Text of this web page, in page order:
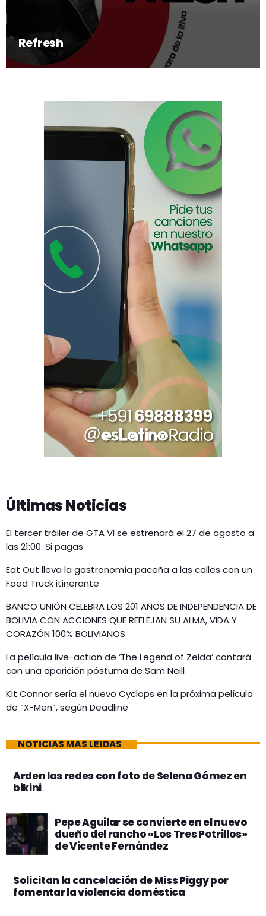
Refresh
Últimas Noticias
El tercer tráiler de GTA VI se estrenará el 27 de agosto a
las 21:00. Si pagas
Eat Out lleva la gastronomía paceña a las calles con un
Food Truck itinerante
BANCO UNIÓN CELEBRA LOS 201 AÑOS DE INDEPENDENCIA DE
BOLIVIA CON ACCIONES QUE REFLEJAN SU ALMA, VIDA Y
CORAZÓN 100% BOLIVIANOS
La película live-action de ‘The Legend of Zelda’ contará
con una aparición póstuma de Sam Neill
Kit Connor sería el nuevo Cyclops en la próxima película
de “X-Men”, según Deadline
NOTICIAS MÁS LEÍDAS
Arden las redes con foto de Selena Gómez en
bikini
Pepe Aguilar se convierte en el nuevo
dueño del rancho «Los Tres Potrillos»
de Vicente Fernández
Solicitan la cancelación de Miss Piggy por
fomentar la violencia doméstica